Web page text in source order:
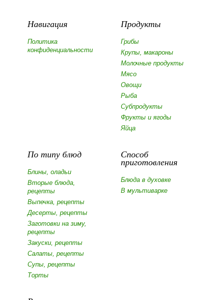
Навигация
Политика
конфиденциальности
Продукты
Грибы
Крупы, макароны
Молочные продукты
Мясо
Овощи
Рыба
Субпродукты
Фрукты и ягоды
Яйца
По типу блюд
Блины, оладьи
Вторые блюда,
рецепты
Выпечка, рецепты
Десерты, рецепты
Заготовки на зиму,
рецепты
Закуски, рецепты
Салаты, рецепты
Супы, рецепты
Торты
Способ
приготовления
Блюда в духовке
В мультиварке